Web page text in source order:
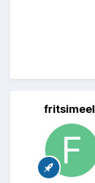
fritsimeel